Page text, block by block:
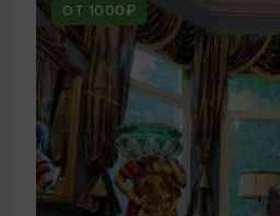
ОТ 1000₽